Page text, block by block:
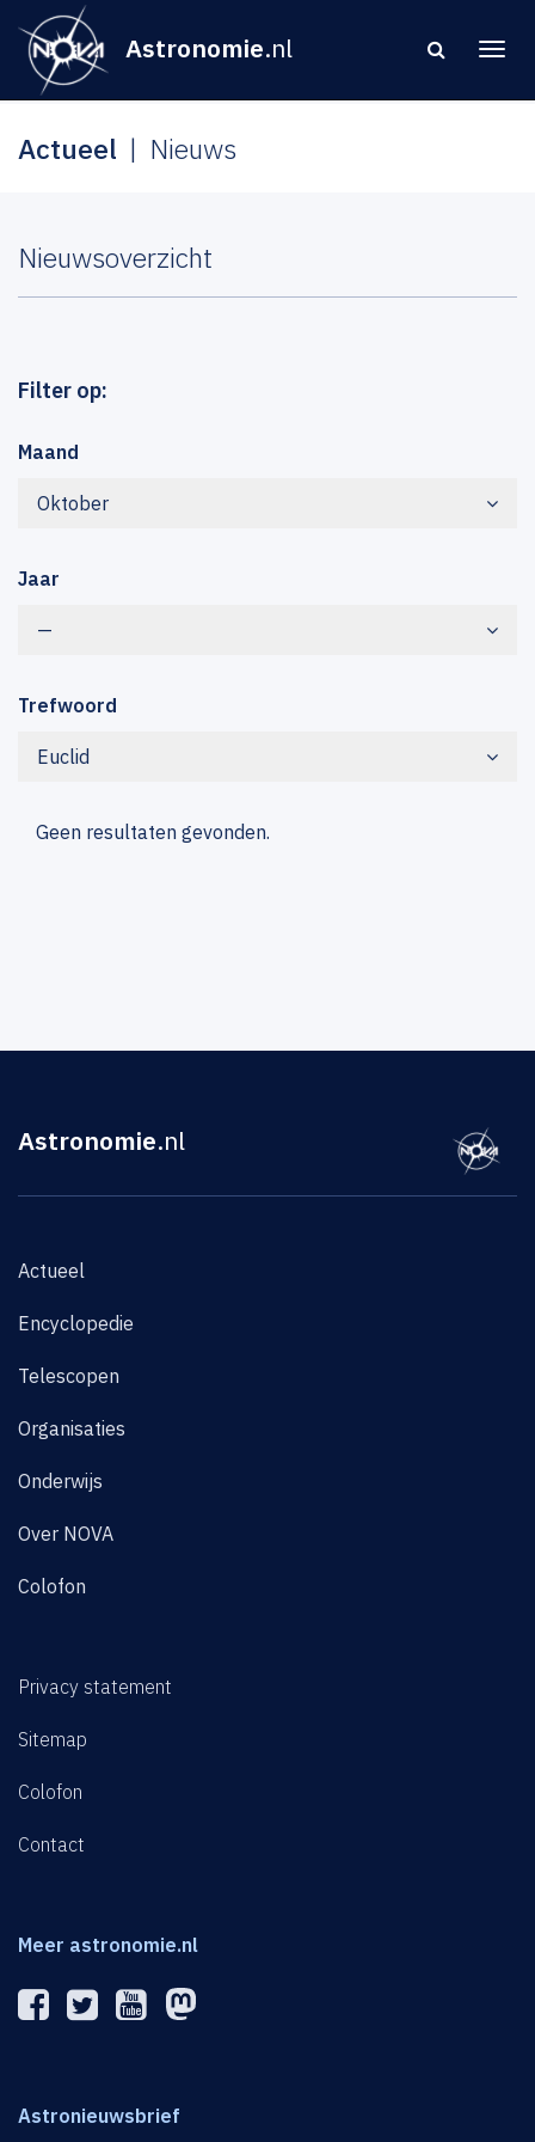
Astronomie.nl
Actueel Nieuws
Nieuwsoverzicht
Filter op:
Maand
Oktober
Jaar
—
Trefwoord
Euclid
Geen resultaten gevonden.
Astronomie.nl
Actueel
Encyclopedie
Telescopen
Organisaties
Onderwijs
Over NOVA
Colofon
Privacy statement
Sitemap
Colofon
Contact
Meer astronomie.nl
Astronieuwsbrief